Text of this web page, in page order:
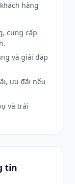
hàng
cung cấp
và giải đáp
ưu đãi nếu
và trải
tin